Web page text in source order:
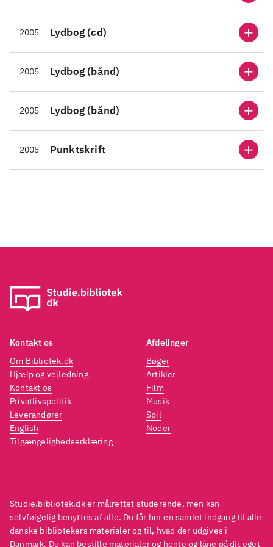
Anvendelse på linie med
Helene Turstens foregående
krimier.
2005 Lydbog (cd)
2005 Lydbog (bånd)
2005 Lydbog (bånd)
2005 Punktskrift
Studie.bibliotek.dk er målrettet studerende, men kan
selvfølgelig benyttes af alle. Du får her en samlet indgang til alle
danske bibliotekers materialer og til, hvad der udgives i
Danmark. Du kan bestille materialer og hente og låne på dit eget
Kontakt os
Om Bibliotek.dk
Hjælp og vejledning
Kontakt os
Privatlivspolitik
Leverandører
English
Tilgængelighedserklæring
Afdelinger
Bøger
Artikler
Film
Musik
Spil
Noder